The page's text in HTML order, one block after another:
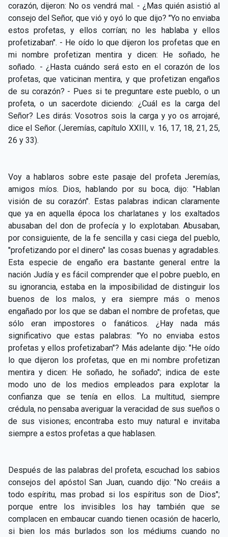
CAPÍTULO XXI - Habrá falsos Cristos y falsos
profetas
▸
CAPÍTULO XXII - No separéis lo que Dios ha unido ▸
CAPÍTULO XXIII - Moral extraña ▸
CAPÍTULO XXIV - No pongáis la lámpara debajo del
celemín
▸
CAPÍTULO XXV - Buscad y encontraréis ▸
CAPÍTULO XXVI - Dad gratuitamente lo que recibís
CAPÍTULO XXVII - Pedid y se os dará ▸
CAPÍTULO XXVIII - Colección de oraciones
espiritistas
▸
corazón, dijeron: No os vendrá mal. - ¿Mas quién asistió al
consejo del Señor, que vió y oyó lo que dijo? "Yo no enviaba
estos profetas, y ellos corrían; no les hablaba y ellos
profetizaban". - He oído lo que dijeron los profetas que en
mi nombre profetizan mentira y dicen: He soñado, he
soñado. - ¿Hasta cuándo será esto en el corazón de los
profetas, que vaticinan mentira, y que profetizan engaños
de su corazón? - Pues si te preguntare este pueblo, o un
profeta, o un sacerdote diciendo: ¿Cuál es la carga del
Señor? Les dirás: Vosotros sois la carga y yo os arrojaré,
dice el Señor. (Jeremías, capítulo XXIII, v. 16, 17, 18, 21, 25,
26 y 33).
Voy a hablaros sobre este pasaje del profeta Jeremías,
amigos míos. Dios, hablando por su boca, dijo: "Hablan
visión de su corazón". Estas palabras indican claramente
que ya en aquella época los charlatanes y los exaltados
abusaban del don de profecía y lo explotaban. Abusaban,
por consiguiente, de la fe sencillay casi ciega del pueblo,
"profetizando por el dinero" las cosas buenas y agradables.
Esta especie de engaño era bastante general entre la
nación Judía y es fácil comprender que el pobre pueblo, en
su ignorancia, estaba en la imposibilidad de distinguir los
buenos de los malos, y era siempre más o menos
engañado por los que se daban el nombre de profetas, que
sólo eran impostores o fanáticos. ¿Hay nada más
significativo que estas palabras: "Yo no enviaba estos
profetas y ellos profetizaban"? Más adelante dijo: "He oído
lo que dijeron los profetas, que en mi nombre profetizan
mentira y dicen: He soñado, he soñado"; indica de este
modo uno de los medios empleados para explotar la
confianza que se tenía en ellos. La multitud, siempre
crédula, no pensaba averiguar la veracidad de sus sueños o
de sus visiones; encontraba esto muy natural e invitaba
siempre a estos profetas a que hablasen.
Después de las palabras del profeta, escuchad los sabios
consejos del apóstol San Juan, cuando dijo: "No creáis a
todo espíritu, mas probad si los espíritus son de Dios";
porque entre los invisibles los hay también que se
complacen en embaucar cuando tienen ocasión de hacerlo,
si bien los más burlados son los médiums cuando no